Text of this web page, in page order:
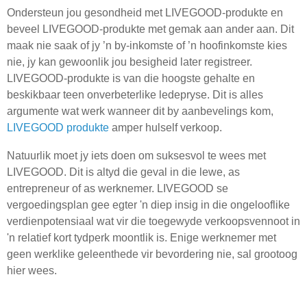
Ondersteun jou gesondheid met LIVEGOOD-produkte en
beveel LIVEGOOD-produkte met gemak aan ander aan. Dit
maak nie saak of jy ’n by-inkomste of ’n hoofinkomste kies
nie, jy kan gewoonlik jou besigheid later registreer.
LIVEGOOD-produkte is van die hoogste gehalte en
beskikbaar teen onverbeterlike ledepryse. Dit is alles
argumente wat werk wanneer dit by aanbevelings kom,
LIVEGOOD produkte amper hulself verkoop.
Natuurlik moet jy iets doen om suksesvol te wees met
LIVEGOOD. Dit is altyd die geval in die lewe, as
entrepreneur of as werknemer. LIVEGOOD se
vergoedingsplan gee egter 'n diep insig in die ongelooflike
verdienpotensiaal wat vir die toegewyde verkoopsvennoot in
'n relatief kort tydperk moontlik is. Enige werknemer met
geen werklike geleenthede vir bevordering nie, sal grootoog
hier wees.